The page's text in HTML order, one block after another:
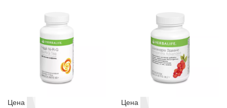
Цена
Цена